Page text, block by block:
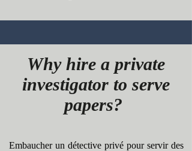
Why hire a private
investigator to serve
papers?
Embaucher un détective privé pour servir des